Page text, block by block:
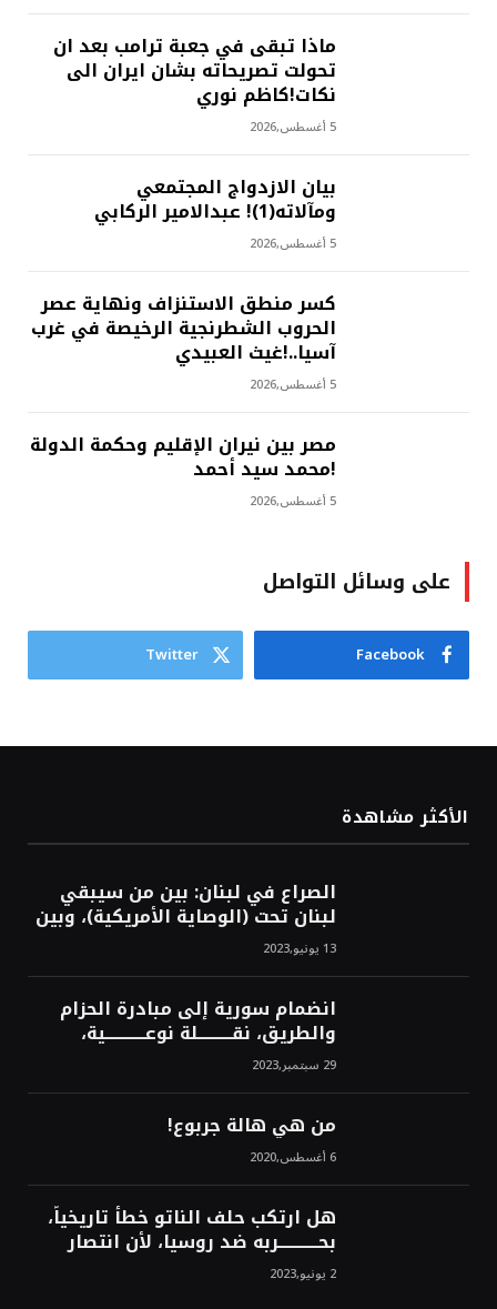
ماذا تبقى في جعبة ترامب بعد ان
تحولت تصريحاته بشان ايران الى
نكات!كاظم نوري
5 أغسطس,2026
بيان الازدواج المجتمعي
ومآلاته(1)! عبدالامير الركابي
5 أغسطس,2026
كسر منطق الاستنزاف ونهاية عصر
الحروب الشطرنجية الرخيصة في غرب
آسيا..!غيث العبيدي
5 أغسطس,2026
مصر بين نيران الإقليم وحكمة الدولة
!محمد سيد أحمد
5 أغسطس,2026
على وسائل التواصل
Facebook
Twitter
الأكثر مشاهدة
الصراع في لبنان: بين من سيبقي
لبنان تحت (الوصاية الأمريكية)، وبين
من سيخرج لبنان من النفق الغربي!
محمد محسن13 يونيو,2023
انضمام سورية إلى مبادرة الحزام
والطريق، نقــــــــــلة نوعــــــــــــية،
استراتيجية، تاريخية، نهائية، نحو
الشرق!محمد محسن29 سبتمبر,2023
من هي هالة جربوع!
6 أغسطس,2020
هل ارتكب حلف الناتو خطأً تاريخياً،
بحــــــــــــربه ضد روسيا، لأن انتصار
روسيا الحتمي، سيفتت الناتو!محمد
محسن 2 يونيو,2023